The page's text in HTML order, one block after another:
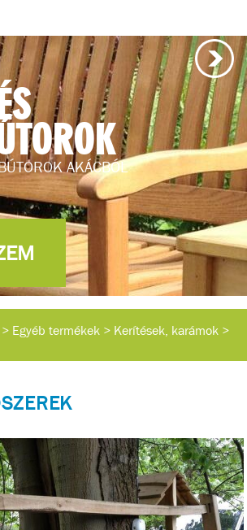
ÉS
KARÓ-, ÉS
> Egyéb termékek > Kerítések, karámok >